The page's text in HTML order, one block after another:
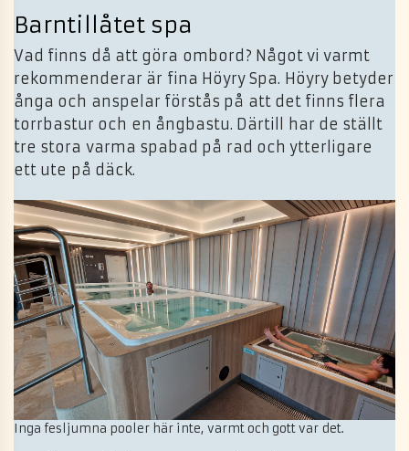
Barntillåtet spa
Vad finns då att göra ombord? Något vi varmt
rekommenderar är fina Höyry Spa. Höyry betyder
ånga och anspelar förstås på att det finns flera
torrbastur och en ångbastu. Därtill har de ställt
tre stora varma spabad på rad och ytterligare
ett ute på däck.
Inga fesljumna pooler här inte, varmt och gott var det.